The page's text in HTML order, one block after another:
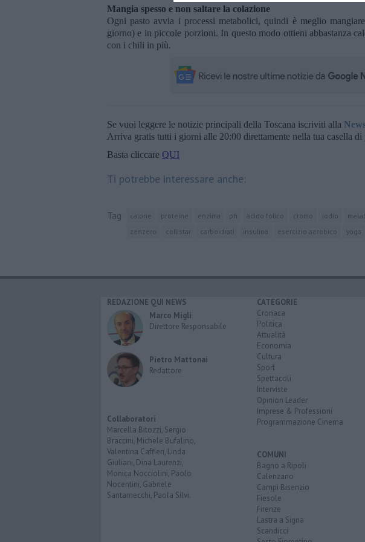
Mangia spesso e non saltare la colazione
Ogni pasto avvia i processi metabolici, quindi è meglio
giorno) e in piccole porzioni. In questo modo ottieni abbastanza
con i chili in più.
Se vuoi leggere le notizie principali della Toscana iscriviti alla
Arriva gratis tutti i giorni alle 20:00 direttamente nella tua casella di
Basta cliccare QUI
Ti potrebbe interessare anche:
Tag calorie proteine enzima ph acido folico cromo iodio
zenzero
collistar carboidrati insulina esercizio aerobico yoga
REDAZIONE QUI NEWS
Marco Migli
Direttore Responsabile
Pietro Mattonai
Redattore
Collaboratori
Marcella Bitozzi, Sergio
Braccini, Michele Bufalino,
Valentina Caffieri, Linda
Giuliani, Dina Laurenzi,
Monica Nocciolini, Paolo
Nocentini, Gabriele
Santarnecchi, Paola Silvi.
CATEGORIE
Cronaca
Politica
Attualità
Economia
Cultura
Sport
Spettacoli
Interviste
Opinion Leader
Imprese & Professioni
Programmazione Cinema
COMUNI
Bagno a Ripoli
Calenzano
Campi Bisenzio
Fiesole
Firenze
Lastra a Signa
Scandicci